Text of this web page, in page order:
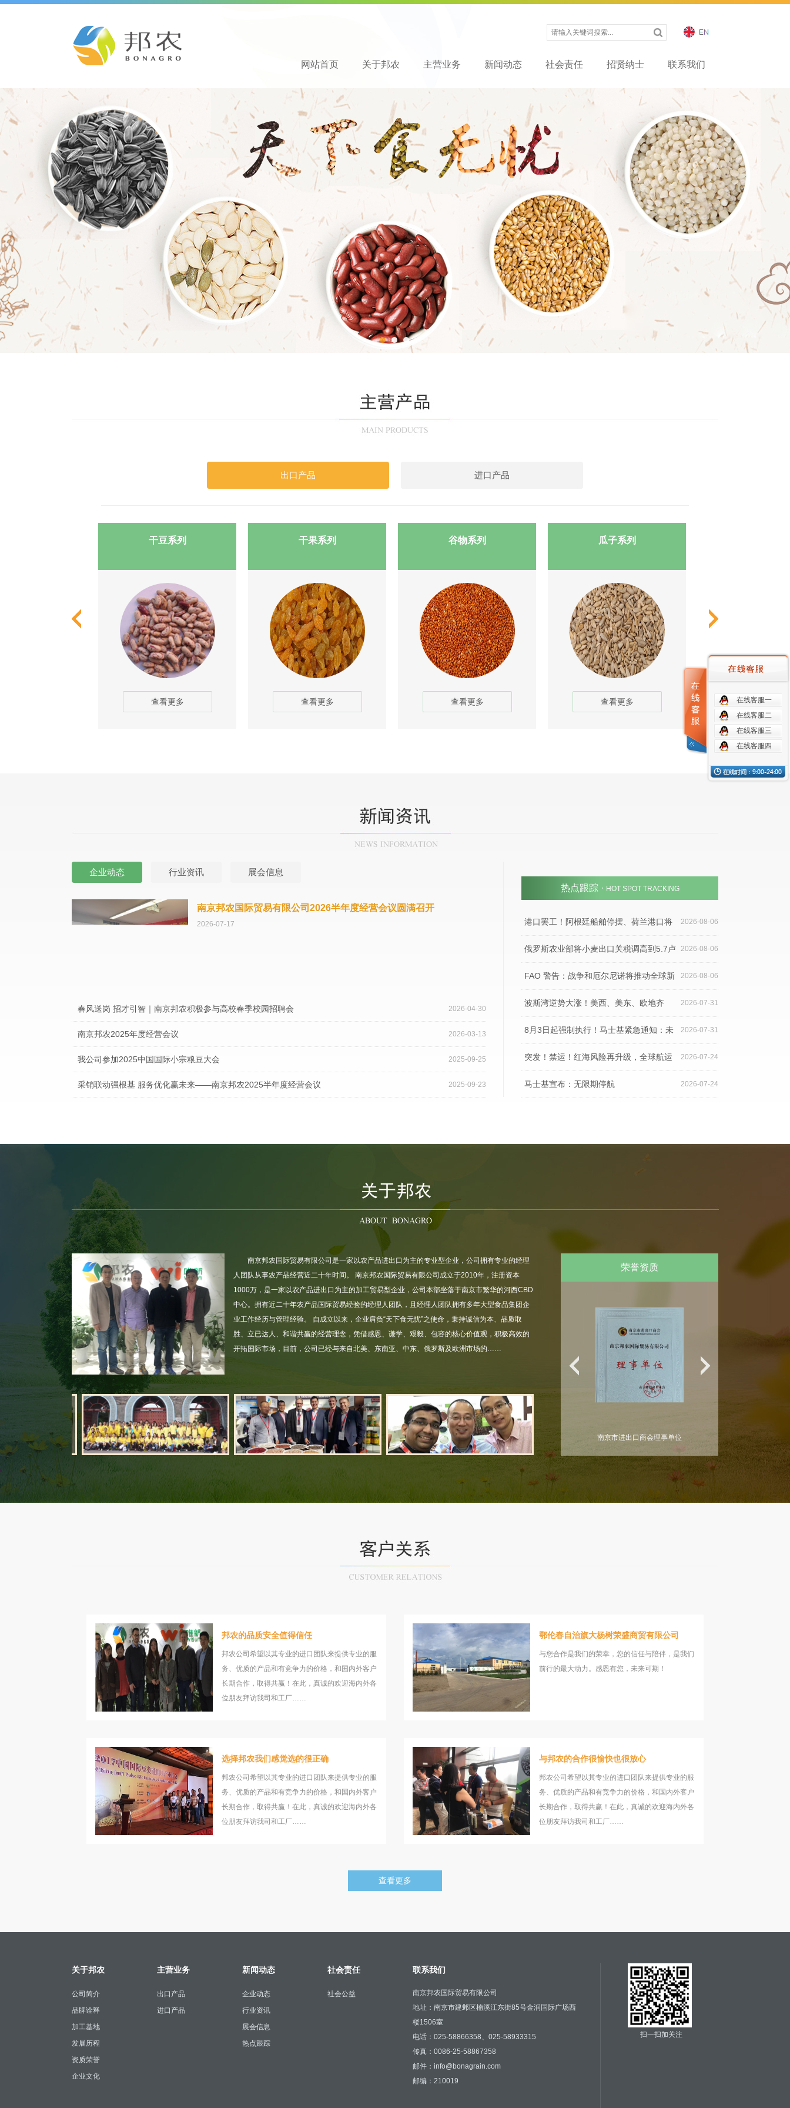
网站首页 关于邦农 主营业务 新闻动态 社会责任 招贤纳士 联系我们
出口产品 进口产品
干豆系列
查看更多
干果系列
查看更多
谷物系列
查看更多
瓜子系列
查看更多 查看更多
企业动态 行业资讯 展会信息
南京邦农国际贸易有限公司2026半年度经营会议圆满召开
2026-07-17
2026-04-30
春风送岗 招才引智｜南京邦农积极参与高校春季校园招聘会
2026-03-13
南京邦农2025年度经营会议
2025-09-25
我公司参加2025中国国际小宗粮豆大会
2025-09-23
采销联动强根基 服务优化赢未来——南京邦农2025半年度经营会议
热点跟踪 · HOT SPOT TRACKING
2026-08-06
港口罢工！阿根廷船舶停摆、荷兰港口将
限时停工，货代需警惕欧洲南美运输延误 2026-08-06
俄罗斯农业部将小麦出口关税调高到5.7卢
布/吨，玉米关税下调 2026-08-06
FAO 警告：战争和厄尔尼诺将推动全球新
一轮食品价格飙升 2026-07-31
波斯湾逆势大涨！美西、美东、欧地齐
跌，运价连续三周回落 2026-07-31
8月3日起强制执行！马士基紧急通知：未
取得该编码，货物或无法装船 2026-07-24
突发！禁运！红海风险再升级，全球航运
迎来新考验 2026-07-24
马士基宣布：无限期停航
南京邦农国际贸易有限公司是一家以农产品进出口为主的专业型企业，公司拥有专业的经理
人团队从事农产品经营近二十年时间。 南京邦农国际贸易有限公司成立于2010年，注册资本
1000万，是一家以农产品进出口为主的加工贸易型企业，公司本部坐落于南京市繁华的河西CBD
中心。拥有近二十年农产品国际贸易经验的经理人团队，且经理人团队拥有多年大型食品集团企
业工作经历与管理经验。 自成立以来，企业肩负“天下食无忧”之使命，秉持诚信为本、品质取
胜、立已达人、和谐共赢的经营理念，凭借感恩、谦学、艰毅、包容的核心价值观，积极高效的
开拓国际市场，目前，公司已经与来自北美、东南亚、中东、俄罗斯及欧洲市场的……
荣誉资质
营业执照 江苏省农产品进出口企业协会常务理事单位 江苏省出口农产品示范企业 南京市进出口商会理事单位 对外贸易备案表
邦农的品质安全值得信任
邦农公司希望以其专业的进口团队来提供专业的服
务、优质的产品和有竞争力的价格，和国内外客户
长期合作，取得共赢！在此，真诚的欢迎海内外各
位朋友拜访我司和工厂……
鄂伦春自治旗大杨树荣盛商贸有限公司
与您合作是我们的荣幸，您的信任与陪伴，是我们
前行的最大动力。感恩有您，未来可期！
选择邦农我们感觉选的很正确
邦农公司希望以其专业的进口团队来提供专业的服
务、优质的产品和有竞争力的价格，和国内外客户
长期合作，取得共赢！在此，真诚的欢迎海内外各
位朋友拜访我司和工厂……
与邦农的合作很愉快也很放心
邦农公司希望以其专业的进口团队来提供专业的服
务、优质的产品和有竞争力的价格，和国内外客户
长期合作，取得共赢！在此，真诚的欢迎海内外各
位朋友拜访我司和工厂……
查看更多
关于邦农
公司简介
品牌诠释
加工基地
发展历程
资质荣誉
企业文化
主营业务
出口产品
进口产品
新闻动态
企业动态
行业资讯
展会信息
热点跟踪
社会责任
社会公益
联系我们
南京邦农国际贸易有限公司
地址：南京市建邺区楠溪江东街85号金润国际广场西
楼1506室
电话：025-58866358、025-58933315
传真：0086-25-58867358
邮件：info@bonagrain.com
邮编：210019
扫一扫加关注
在线客服一
在线客服二
在线客服三
在线客服四